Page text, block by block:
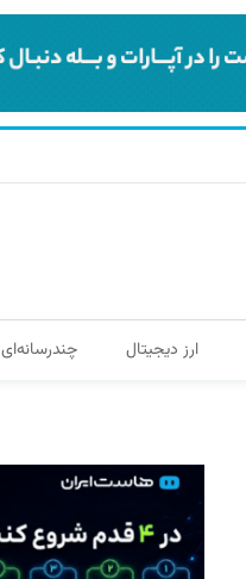
ارز دیجیتال چندرسانه‌ای